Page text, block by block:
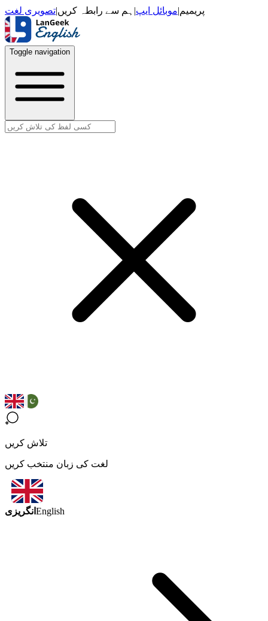
پریمیم|موبائل ایپ| ہم سے رابطہ کریں|تصویری لغت
Toggle navigation
تلاش کریں
لغت کی زبان منتخب کریں
انگریزی English